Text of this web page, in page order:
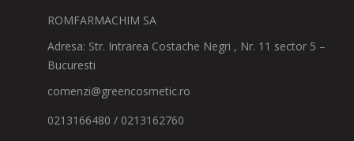
ROMFARMACHIM SA
Adresa: Str. Intrarea Costache Negri , Nr. 11 sector 5 –
Bucuresti
comenzi@greencosmetic.ro
0213166480 / 0213162760